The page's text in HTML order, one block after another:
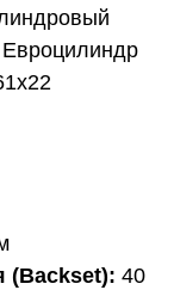
Евроцилиндр
(Backset): 40